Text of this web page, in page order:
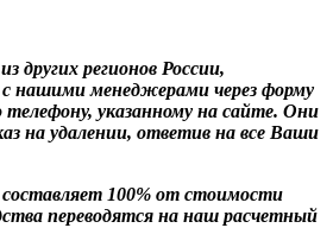
других регионов России,
с нашими менеджерами через форму
телефону, указанному на сайте. Они
на удалении, ответив на все Ваши
100% от стоимости
переводятся на наш расчетный